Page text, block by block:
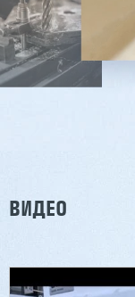
ВИДЕО